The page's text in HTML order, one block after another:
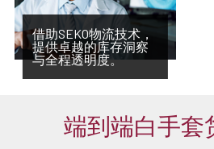
借助SEKO物流技术，
提供卓越的库存洞察
与全程透明度。
端到端白手套